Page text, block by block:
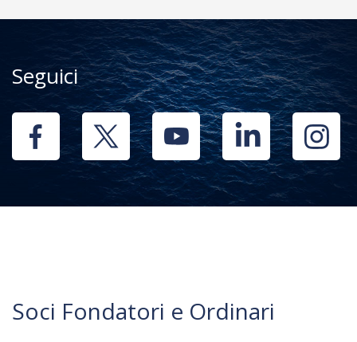
Seguici
Soci Fondatori e Ordinari